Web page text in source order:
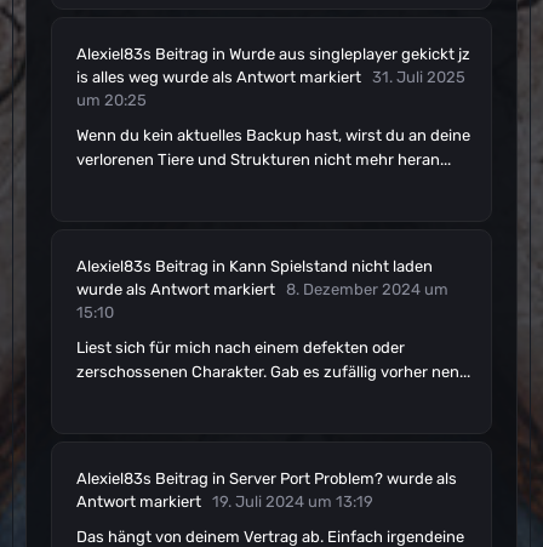
Alexiel83s Beitrag in Wurde aus singleplayer gekickt jz
is alles weg wurde als Antwort markiert 31. Juli 2025
um 20:25
Wenn du kein aktuelles Backup hast, wirst du an deine
verlorenen Tiere und Strukturen nicht mehr heran...
Alexiel83s Beitrag in Kann Spielstand nicht laden
wurde als Antwort markiert 8. Dezember 2024 um
15:10
Liest sich für mich nach einem defekten oder
zerschossenen Charakter. Gab es zufällig vorher nen...
Alexiel83s Beitrag in Server Port Problem? wurde als
Antwort markiert 19. Juli 2024 um 13:19
Das hängt von deinem Vertrag ab. Einfach irgendeine